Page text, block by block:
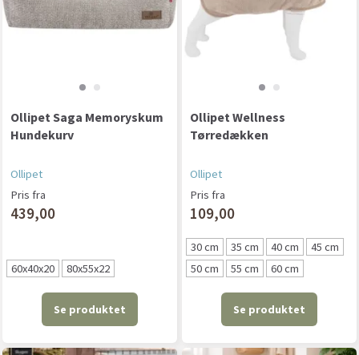
Ollipet Saga Memoryskum
Hundekurv
Ollipet
Pris fra
439,00
60x40x20 80x55x22
Se produktet
Ollipet Wellness
Tørredækken
Ollipet
Pris fra
109,00
30 cm 35 cm 40 cm
45 cm
50 cm
55 cm 60 cm
Se produktet